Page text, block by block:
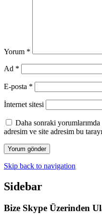
Yorum *
Ad *
E-posta *
İnternet sitesi
Daha sonraki yorumlarımda
adresim ve site adresim bu
Skip back to navigation
Sidebar
Bize Skype Üzerinden